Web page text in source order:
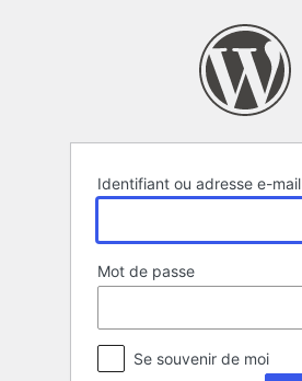
Identifiant ou adresse e-mail
Mot de passe
Se souvenir de moi